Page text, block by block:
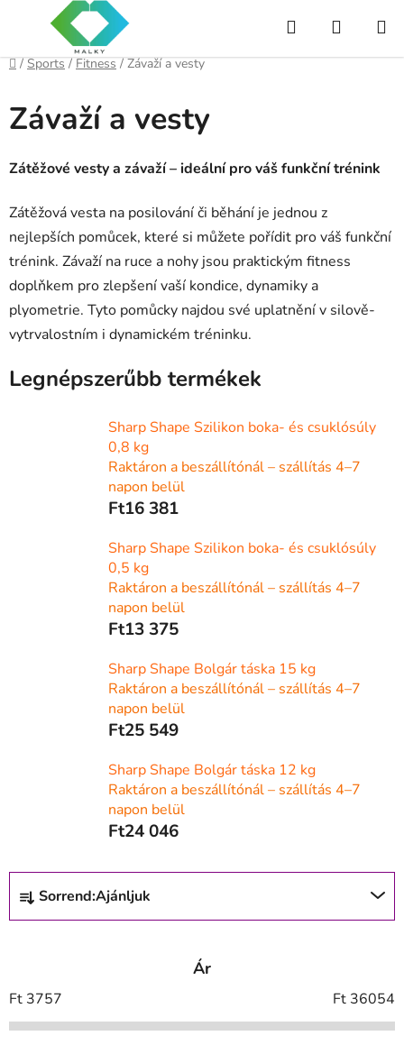
tartalomhoz
KeresésKOSÁR
Kezdőlap
/ Sports / Fitness / Závaží a vesty
Závaží a vesty
Zátěžové vesty a závaží – ideální pro váš funkční trénink
Zátěžová vesta na posilování či běhání je jednou z
nejlepších pomůcek, které si můžete pořídit pro váš funkční
trénink. Závaží na ruce a nohy jsou praktickým fitness
doplňkem pro zlepšení vaší kondice, dynamiky a
plyometrie. Tyto pomůcky najdou své uplatnění v silově-
vytrvalostním i dynamickém tréninku.
Legnépszerűbb termékek
Sharp Shape Szilikon boka- és csuklósúly
0,8 kg
Raktáron a beszállítónál – szállítás 4–7
napon belül
Ft16 381
Sharp Shape Szilikon boka- és csuklósúly
0,5 kg
Raktáron a beszállítónál – szállítás 4–7
napon belül
Ft13 375
Sharp Shape Bolgár táska 15 kg
Raktáron a beszállítónál – szállítás 4–7
napon belül
Ft25 549
Sharp Shape Bolgár táska 12 kg
Raktáron a beszállítónál – szállítás 4–7
napon belül
Ft24 046
T
r
k
e
Sorrend:Ajánljuk
Ár
Ft 3757 Ft 36054